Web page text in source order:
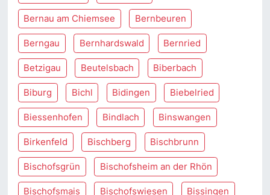
Bernau am Chiemsee Bernbeuren
Berngau Bernhardswald Bernried
Betzigau Beutelsbach Biberbach
Biburg Bichl Bidingen Biebelried
Biessenhofen Bindlach Binswangen
Birkenfeld Bischberg Bischbrunn
Bischofsgrün Bischofsheim an der Rhön
Bischofsmais Bischofswiesen Bissingen